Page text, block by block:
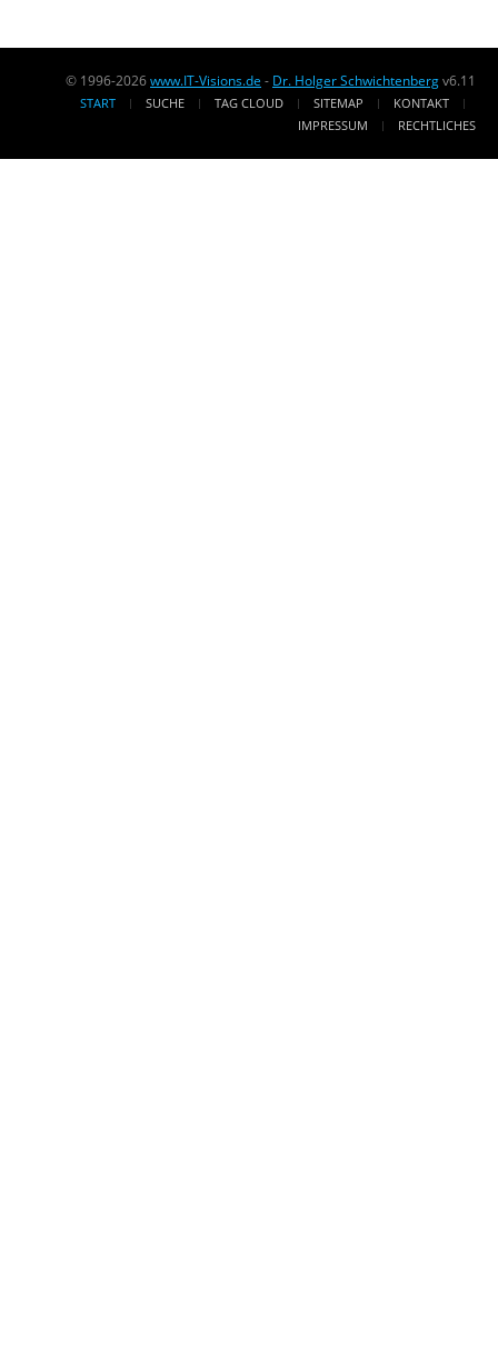
© 1996-2026www.IT-Visions.de - Dr. Holger Schwichtenbergv6.11
START SUCHE TAG CLOUD SITEMAP
KONTAKT
IMPRESSUM
RECHTLICHES